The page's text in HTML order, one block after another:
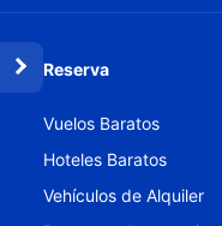
Reserva
Vuelos Baratos
Hoteles Baratos
Vehículos de Alquiler